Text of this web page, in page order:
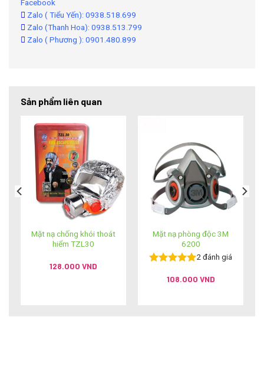
Facebook
Zalo ( Tiểu Yến): 0938.518.699
Zalo (Thanh Hoa): 0938.513.799
Zalo ( Phương ): 0901.480.899
Sản phẩm liên quan
Mặt nạ chống khói thoát
hiểm TZL30
128.000 VND
Mặt nạ phòng độc 3M
6200
hạng5.005
2 đánh giá
108.000 VND